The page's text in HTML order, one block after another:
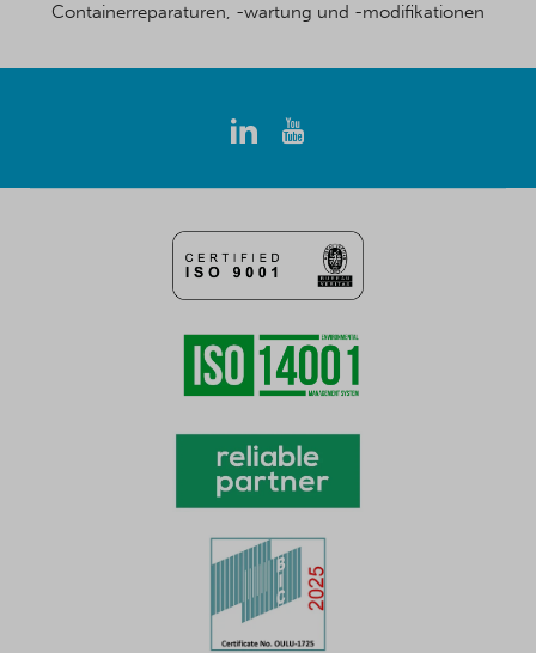
Containerreparaturen, -wartung und -modifikationen